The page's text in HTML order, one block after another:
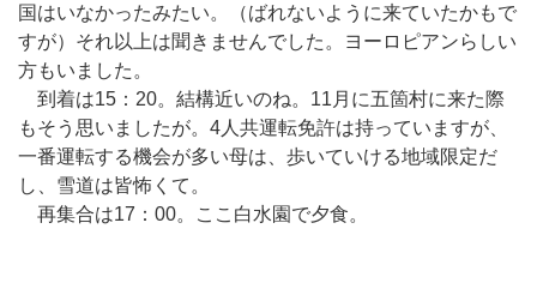
国はいなかったみたい。（ばれないように来ていたかもで
すが）それ以上は聞きませんでした。ヨーロピアンらしい
方もいました。
到着は15：20。結構近いのね。11月に五箇村に来た際
もそう思いましたが。4人共運転免許は持っていますが、
一番運転する機会が多い母は、歩いていける地域限定だ
し、雪道は皆怖くて。
再集合は17：00。ここ白水園で夕食。